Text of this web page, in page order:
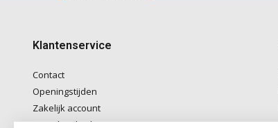
Klantenservice
Contact
Openingstijden
Zakelijk account
Betaalmethoden